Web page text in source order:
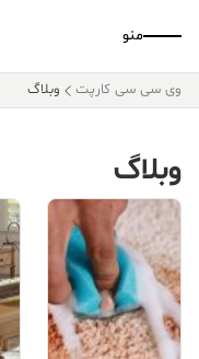
منو
وی سی سی کارپت وبلاگ
وبلاگ